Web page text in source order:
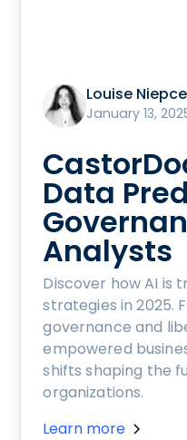
Louise
January 13,
Data
Analysts
Discover how AI is
strategies in 2025.
governance and
empowered
shifts shaping the
organizations.
Learn more